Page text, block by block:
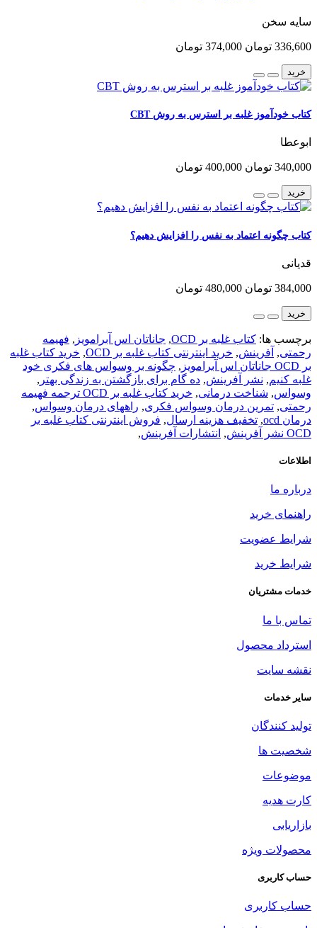
سایه سخن
336,600 تومان 374,000 تومان
خرید
کتاب خودآموز غلبه بر استرس به روش CBT
ابوعطا
340,000 تومان 400,000 تومان
خرید
کتاب چگونه اعتماد به نفس را افزایش دهیم؟
قدیانی
384,000 تومان 480,000 تومان
خرید
برچسب ها: کتاب غلبه بر OCD , جاناتان اس آبرامویز , فهیمه
رحمتی, آفرینش, خرید اینترنتی کتاب غلبه بر OCD , خرید کتاب غلبه
بر OCD جاناتان اس آبرامویز
, چگونه بر وسواس های فکری خود
غلبه کنیم, نشر آفرینش, ده گام برای بازگشتن به زندگی بهتر ,
وسواس, شناخت درمانی,
خرید کتاب غلبه بر OCD ترجمه فهیمه
رحمتی, تمرین درمان وسواس فکری, راههای درمان وسواس,
درمان ocd
, تخفیف هزینه ارسال, فروش اینترنتی کتاب غلبه بر
OCD نشر آفرینش
, انتشارات آفرینش,
اطلاعات
درباره ما
راهنمای خرید
شرایط عضویت
شرایط خرید
خدمات مشتریان
تماس با ما
استرداد محصول
نقشه سایت
سایر خدمات
تولید کنندگان
شخصیت ها
موضوعات
کارت هدیه
بازاریابی
محصولات ویژه
حساب کاربری
حساب کاربری